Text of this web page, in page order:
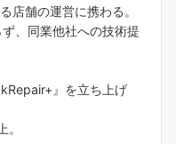
店舗の運営に携わる。
、同業他社への技術提
』を立ち上げ